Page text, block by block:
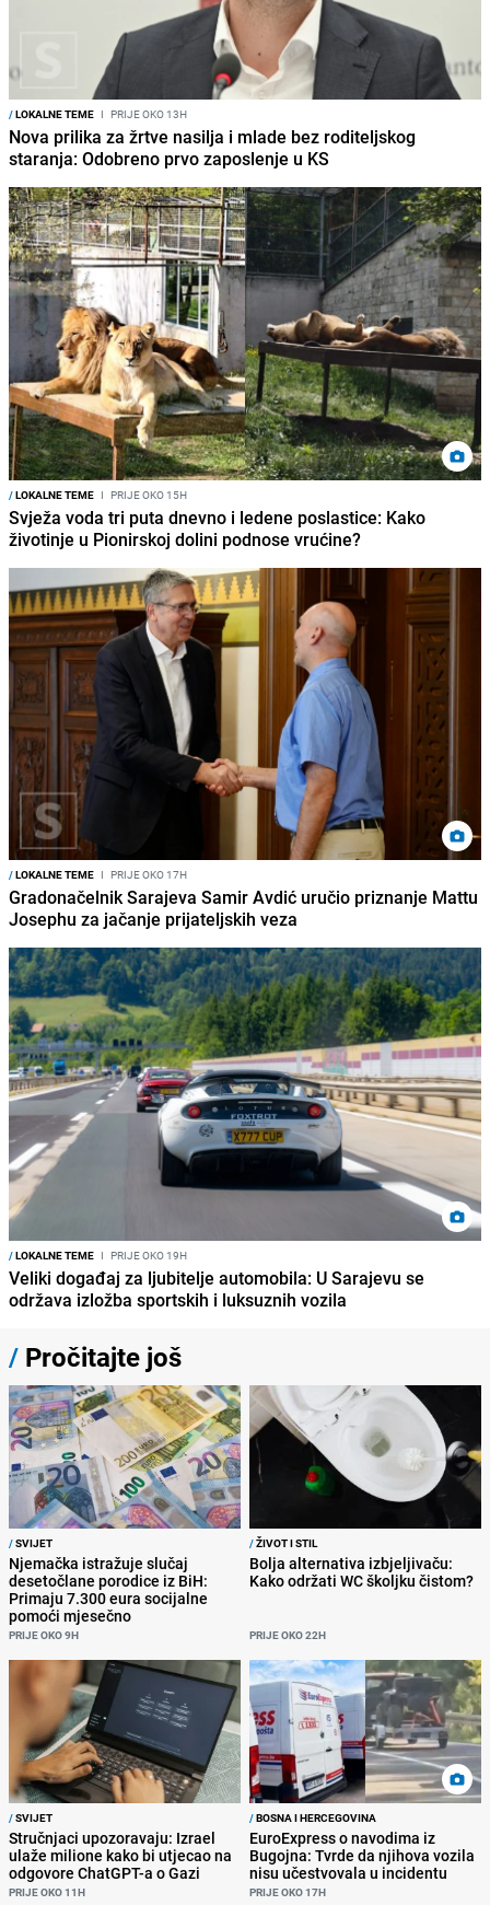
/LOKALNE TEME I PRIJE OKO 13H
Nova prilika za žrtve nasilja i mlade bez roditeljskog
staranja: Odobreno prvo zaposlenje u KS
/LOKALNE TEME I PRIJE OKO 15H
Svježa voda tri puta dnevno i ledene poslastice: Kako
životinje u Pionirskoj dolini podnose vrućine?
/LOKALNE TEME I PRIJE OKO 17H
Gradonačelnik Sarajeva Samir Avdić uručio priznanje Mattu
Josephu za jačanje prijateljskih veza
/LOKALNE TEME I PRIJE OKO 19H
Veliki događaj za ljubitelje automobila: U Sarajevu se
održava izložba sportskih i luksuznih vozila
/ Pročitajte još
/SVIJET
Njemačka istražuje slučaj
desetočlane porodice iz BiH:
Primaju 7.300 eura socijalne
pomoći mjesečno
PRIJE OKO 9H
/ŽIVOT I STIL
Bolja alternativa izbjeljivaču:
Kako održati WC školjku čistom?
PRIJE OKO 22H
/SVIJET
Stručnjaci upozoravaju: Izrael
ulaže milione kako bi utjecao na
odgovore ChatGPT-a o Gazi
PRIJE OKO 11H
/BOSNA I HERCEGOVINA
EuroExpress o navodima iz
Bugojna: Tvrde da njihova vozila
nisu učestvovala u incidentu
PRIJE OKO 17H